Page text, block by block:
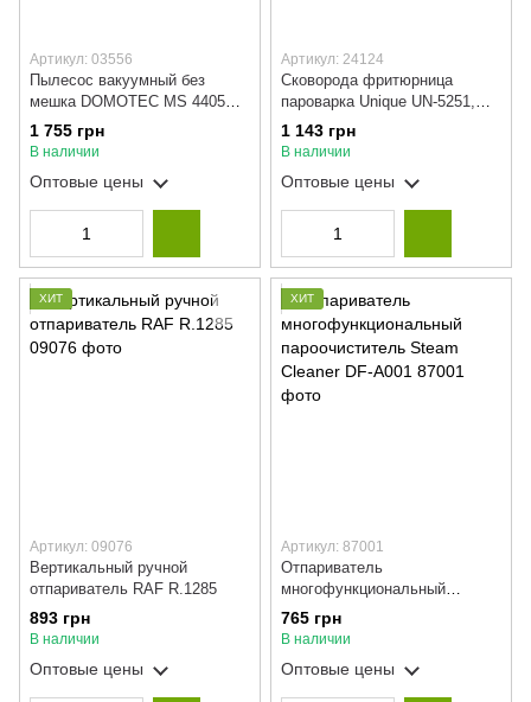
Артикул: 03556
Пылесос вакуумный без
мешка DOMOTEC MS 4405
для уборки, Мощный бытовой
контейнерный пылесос
1 755 грн
В наличии
Оптовые цены
Артикул: 24124
Сковорода фритюрница
пароварка Unique UN-5251,
глубокая сковорода
1 143 грн
В наличии
Оптовые цены
ХИТ
Артикул: 09076
Вертикальный ручной
отпариватель RAF R.1285
893 грн
В наличии
Оптовые цены
ХИТ
Артикул: 87001
Отпариватель
многофункциональный
пароочиститель Steam
Cleaner DF-A001
765 грн
В наличии
Оптовые цены